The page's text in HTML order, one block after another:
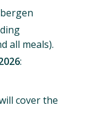
all meals).
:
cover the